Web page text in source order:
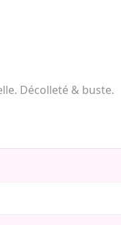
Décolleté & buste.